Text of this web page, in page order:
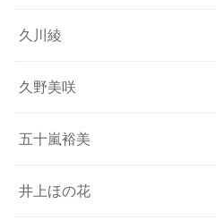
久川綾
久野美咲
五十嵐裕美
井上ほの花